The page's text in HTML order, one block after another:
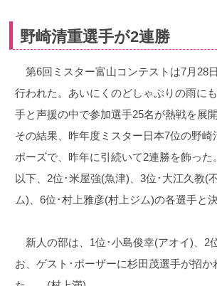
野崎清重選手が2連勝
第6回ミスター富山コンテストは7月28
行われた。あいにくのどしゃぶりの雨に
手と声援の中で参加選手25名が熱戦を展開
その結果、昨年度ミスター日本7位の野
ポーズで、昨年に引続いて2連勝を飾った。
以下、2位･米屋強(魚津)、3位･大江久教(
ム)、6位･村上雅彦(村上ジム)の各選手と決
新人の部は、1位･小島俊幸(アオイ)、2
お、ゲスト･ポーザーに杉田茂選手が招